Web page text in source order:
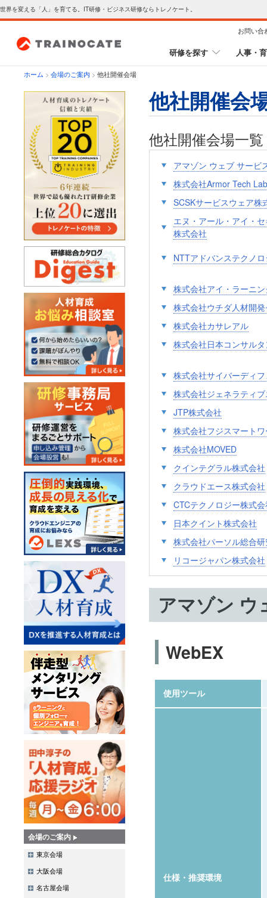
世界を変える「人」を育てる。IT研修・ビジネス研修ならトレノケート。
お問い合
研修を探す 人事・
ホーム > 会場のご案内 > 他社開催会場
会場のご案内
東京会場
大阪会場
名古屋会場
他社開催会
他社開催会場一
アマゾン ウェブ サービ
株式会社Armor Tech Lab
SCSKサービスウェア株
エヌ・アール・アイ・
株式会社
NTTアドバンステクノ
株式会社アイ・ラーニ
株式会社ウチダ人材開
株式会社カサレアル
株式会社日本コンサル
株式会社サイバーディ
株式会社ジェネラティ
JTP株式会社
株式会社フジスマート
株式会社MOVED
クインテグラル株式会社
クラウドエース株式会社
CTCテクノロジー株式
日本クイント株式会社
株式会社パーソル総合
リコージャパン株式会社
アマゾン ウ
WebEX
使用ツール
仕様・推奨環境